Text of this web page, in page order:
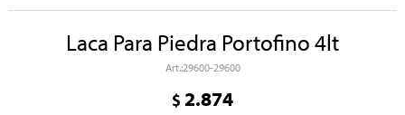
Laca Para Piedra Portofino 4lt
29600-29600
$ 2.874